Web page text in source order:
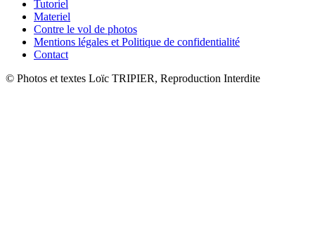
Tutoriel
Materiel
Contre le vol de photos
Mentions légales et Politique de confidentialité
Contact
© Photos et textes Loïc TRIPIER, Reproduction Interdite